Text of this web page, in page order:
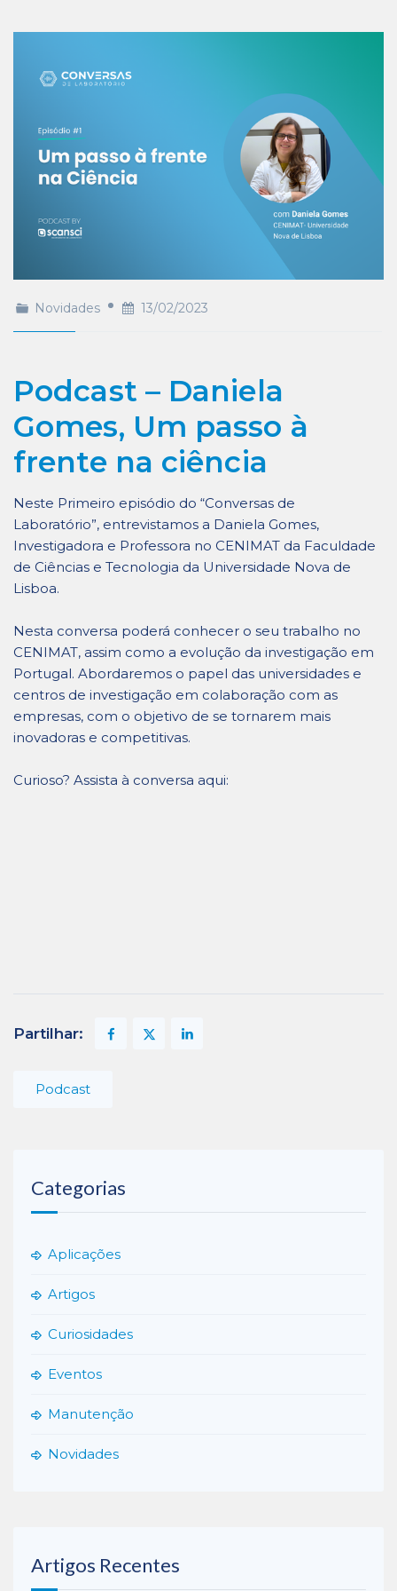
Novidades 13/02/2023
Podcast – Daniela
Gomes, Um passo à
frente na ciência
Neste Primeiro episódio do “Conversas de
Laboratório”, entrevistamos a Daniela Gomes,
Investigadora e Professora no CENIMAT da Faculdade
de Ciências e Tecnologia da Universidade Nova de
Lisboa.
Nesta conversa poderá conhecer o seu trabalho no
CENIMAT, assim como a evolução da investigação em
Portugal. Abordaremos o papel das universidades e
centros de investigação em colaboração com as
empresas, com o objetivo de se tornarem mais
inovadoras e competitivas.
Curioso? Assista à conversa aqui:
Partilhar:
Podcast
Categorias
Aplicações
Artigos
Curiosidades
Eventos
Manutenção
Novidades
Artigos Recentes